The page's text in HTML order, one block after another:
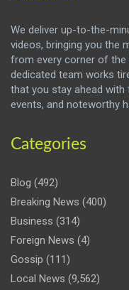
We deliver up-to-the-
videos, bringing you the
from every corner of the
dedicated team works
that you stay ahead
events, and noteworthy
Categories
Blog (492)
Breaking News (400)
Business (314)
Foreign News (4)
Gossip (111)
Local News (9,562)